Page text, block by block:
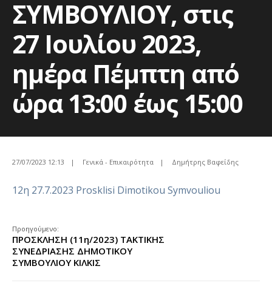
ΣΥΜΒΟΥΛΙΟΥ, στις
27 Ιουλίου 2023,
ημέρα Πέμπτη από
ώρα 13:00 έως 15:00
27/07/2023 12:13 | Γενικά - Επικαιρότητα | Δημήτρης Βαφείδης
12η 27.7.2023 Prosklisi Dimotikou Symvouliou
Προηγούμενο:
ΠΡΟΣΚΛΗΣΗ (11η/2023) ΤΑΚΤΙΚΗΣ
ΣΥΝΕΔΡΙΑΣΗΣ ΔΗΜΟΤΙΚΟΥ
ΣΥΜΒΟΥΛΙΟΥ ΚΙΛΚΙΣ